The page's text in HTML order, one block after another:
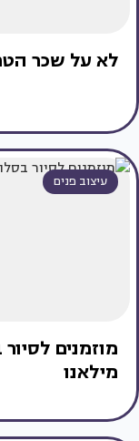
לא על שכר
עיצוב פנים
מוזמנים
מילאנו